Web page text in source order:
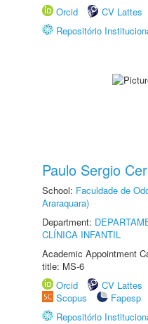
Orcid
CV Lattes
Repositório
Paulo Sergio
School: Faculdade de
Araraquara)
Department:
CLÍNICA INFANTIL
Academic Appointment
title: MS-6
Orcid
CV Lattes
Scopus
Fapesp
Repositório